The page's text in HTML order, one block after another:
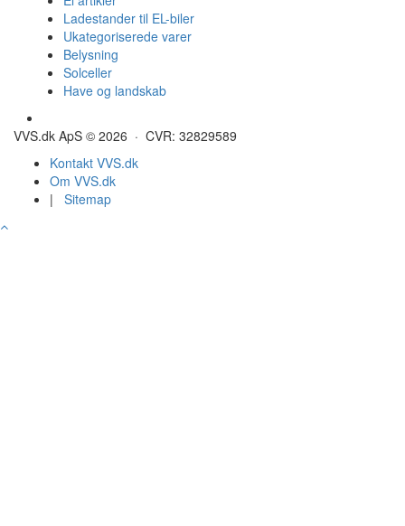
Ladestander til EL-biler
Ukategoriserede varer
Belysning
Solceller
Have og landskab
VVS.dk ApS © 2026 · CVR: 32829589
Kontakt VVS.dk
Om VVS.dk
| Sitemap